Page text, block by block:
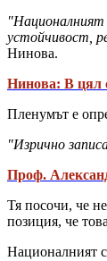
"Националният
устойчивост,
Нинова.
Нинова: В цял
Пленумът е
"Изрично
Проф.
Тя посочи, че
позиция, че
Националният